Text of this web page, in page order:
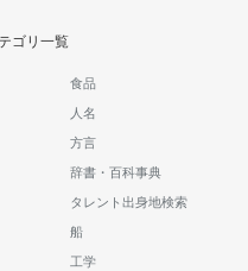
ゴリ一覧
食品
人名
方言
辞書・百科事典
タレント出身地検索
船
工学